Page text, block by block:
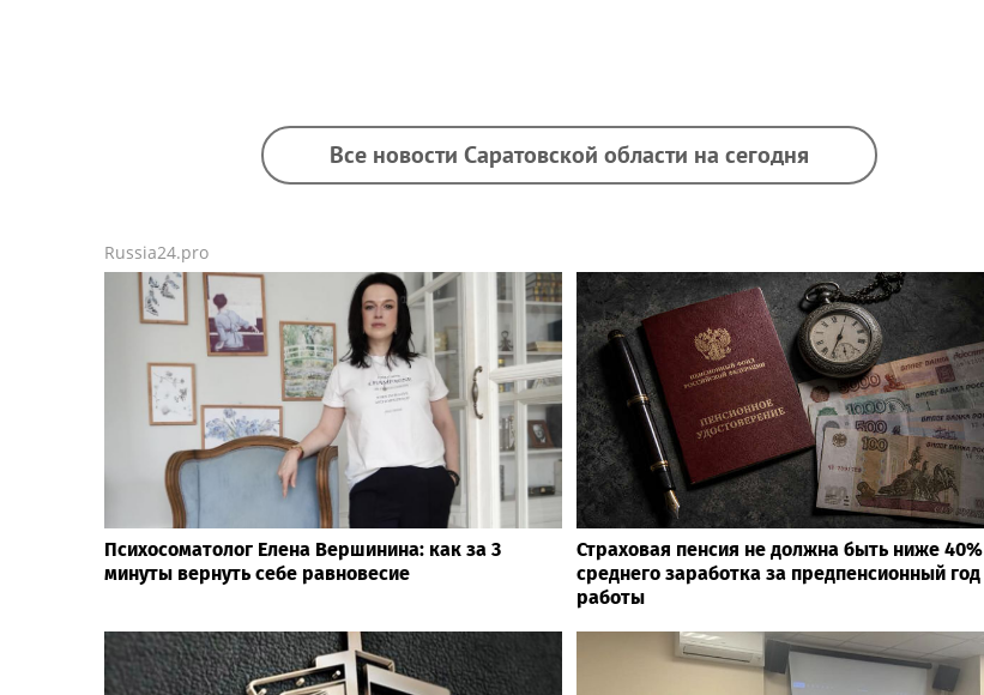
Все новости Саратовской области на сегодня
Russia24.pro
Психосоматолог Елена Вершинина: как за 3
минуты вернуть себе равновесие
Страховая пенсия не должна быть ниже 40%
среднего заработка за предпенсионный год
работы